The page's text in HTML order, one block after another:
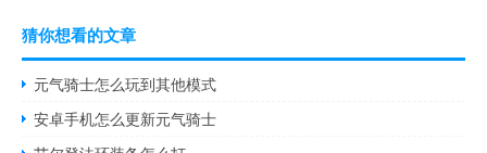
猜你想看的文章
元气骑士怎么玩到其他模式
安卓手机怎么更新元气骑士